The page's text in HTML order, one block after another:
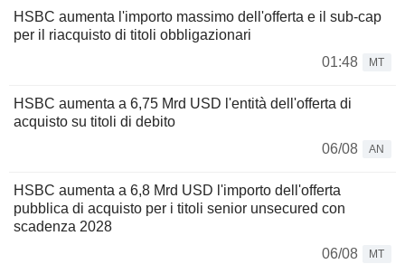
HSBC aumenta l'importo massimo dell'offerta e il sub-cap
per il riacquisto di titoli obbligazionari
01:48
MT
HSBC aumenta a 6,75 Mrd USD l'entità dell'offerta di
acquisto su titoli di debito
06/08
AN
HSBC aumenta a 6,8 Mrd USD l'importo dell'offerta
pubblica di acquisto per i titoli senior unsecured con
scadenza 2028
06/08
MT